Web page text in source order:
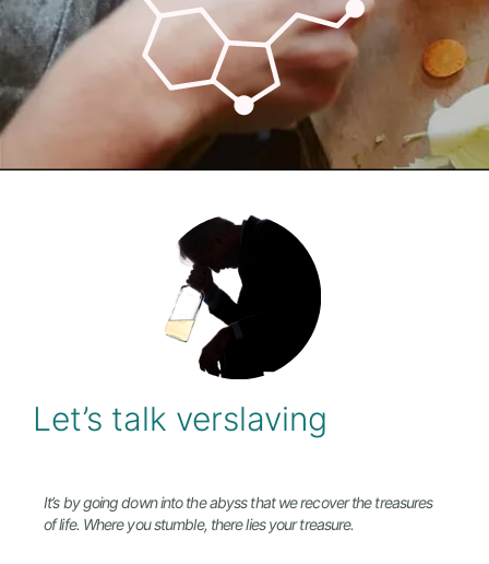
Let’s talk verslaving
It’s by going down into the abyss that we recover the treasures
of life. Where you stumble, there lies your treasure.